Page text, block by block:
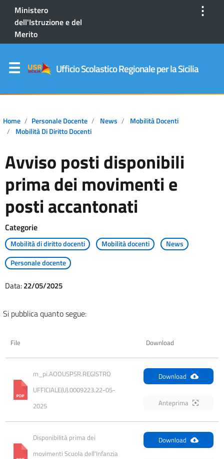
Ministero
dell'Istruzione e del
Merito
⋮
Ufficio Scolastico Regionale per la Sicilia
Home Personale Docente News
Mobilità Docenti
Mobilità Di Diritto Docenti
Avviso posti disponibili
prima dei movimenti e
posti accantonati
Categorie
Mobilità di diritto docenti Mobilità docenti
News
Personale docente
Data:22/05/2025
Si pubblica quanto segue:
File Download
m_pi.AOOUSPSR.REGISTRO
UFFICIALE(U).0009223.22-05-
2025
Download
Anteprima
Disponibilità prima dei
movimenti Scuola dell'Infanzia
Download